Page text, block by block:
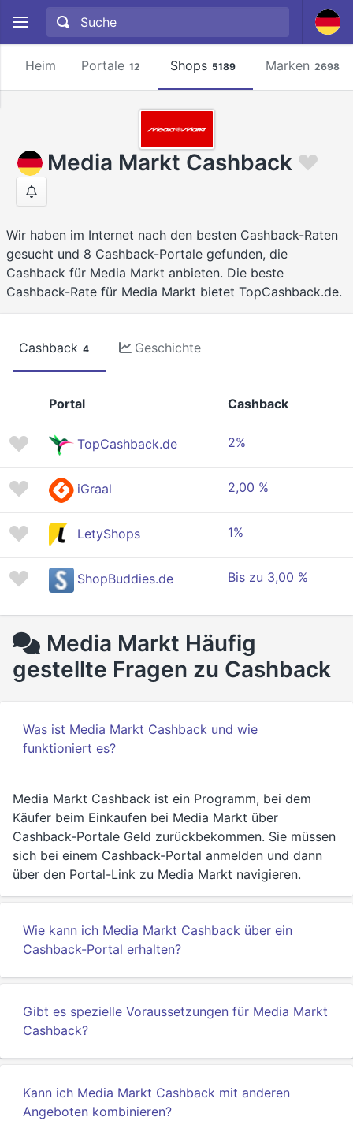
Heim Portale 12 Shops 5189 Marken 2698
Media Markt Cashback
Wir haben im Internet nach den besten Cashback-Raten
gesucht und 8 Cashback-Portale gefunden, die
Cashback für Media Markt anbieten. Die beste
Cashback-Rate für Media Markt bietet TopCashback.de.
Cashback 4 Geschichte
Portal Cashback
TopCashback.de 2%
iGraal 2,00 %
LetyShops 1%
ShopBuddies.de Bis zu 3,00 %
Media Markt Häufig
gestellte Fragen zu Cashback
Was ist Media Markt Cashback und wie
funktioniert es?
Media Markt Cashback ist ein Programm, bei dem
Käufer beim Einkaufen bei Media Markt über
Cashback-Portale Geld zurückbekommen. Sie müssen
sich bei einem Cashback-Portal anmelden und dann
über den Portal-Link zu Media Markt navigieren.
Wie kann ich Media Markt Cashback über ein
Cashback-Portal erhalten?
Gibt es spezielle Voraussetzungen für Media Markt
Cashback?
Kann ich Media Markt Cashback mit anderen
Angeboten kombinieren?